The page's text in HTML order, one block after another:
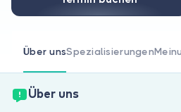
Über unsSpezialisierungen
Über uns